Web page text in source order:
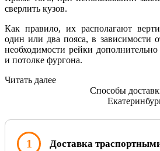
сверлить кузов.
Как правило, их располагают
один или два пояса, в зависимости
необходимости рейки
и потолке фургона.
Читать далее
Способы
1 Доставка